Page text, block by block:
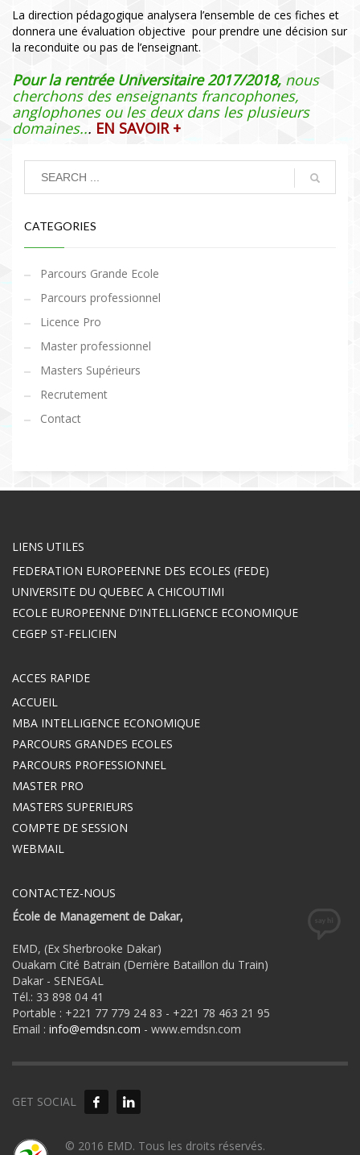
La direction pédagogique analysera l’ensemble de ces fiches et
donnera une évaluation objective pour prendre une décision sur
la reconduite ou pas de l’enseignant.
Pour la rentrée Universitaire 2017/2018, nous
cherchons des enseignants francophones,
anglophones ou les deux dans les plusieurs
domaines... EN SAVOIR +
CATEGORIES
Parcours Grande Ecole
Parcours professionnel
Licence Pro
Master professionnel
Masters Supérieurs
Recrutement
Contact
LIENS UTILES
FEDERATION EUROPEENNE DES ECOLES (FEDE)
UNIVERSITE DU QUEBEC A CHICOUTIMI
ECOLE EUROPEENNE D’INTELLIGENCE ECONOMIQUE
CEGEP ST-FELICIEN
ACCES RAPIDE
ACCUEIL
MBA INTELLIGENCE ECONOMIQUE
PARCOURS GRANDES ECOLES
PARCOURS PROFESSIONNEL
MASTER PRO
MASTERS SUPERIEURS
COMPTE DE SESSION
WEBMAIL
CONTACTEZ-NOUS
École de Management de Dakar,
EMD, (Ex Sherbrooke Dakar)
Ouakam Cité Batrain (Derrière Bataillon du Train)
Dakar - SENEGAL
Tél.: 33 898 04 41
Portable : +221 77 779 24 83 - +221 78 463 21 95
Email : info@emdsn.com - www.emdsn.com
GET SOCIAL
© 2016 EMD. Tous les droits réservés.